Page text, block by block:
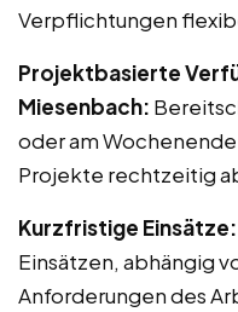
Verpflichtungen
Projektbasierte
Miesenbach:
oder am
Projekte rechtzeitig
Kurzfristige Einsätze:
Einsätzen, abhängig
Anforderungen des